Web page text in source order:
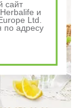
сайт
и
Ltd.
по адресу